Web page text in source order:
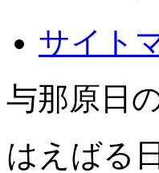
サイト
与那原日
はえばる